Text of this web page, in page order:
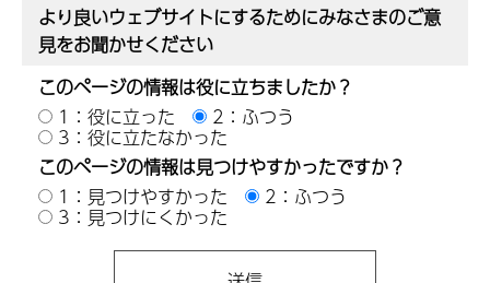
より良いウェブサイトにするためにみなさまのご意
見をお聞かせください
このページの情報は役に立ちましたか？
1：役に立った
2：ふつう
3：役に立たなかった
このページの情報は見つけやすかったですか？
1：見つけやすかった
2：ふつう
3：見つけにくかった